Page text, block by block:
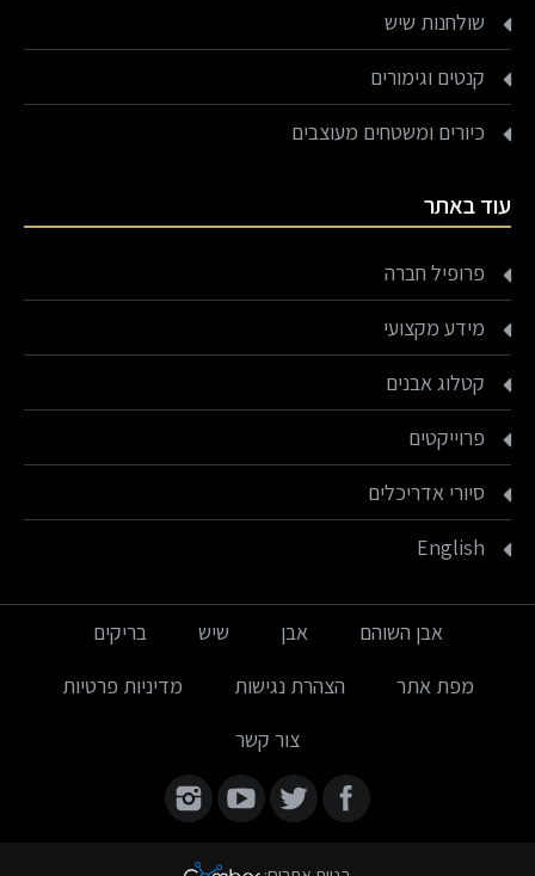
שולחנות שיש
קנטים וגימורים
כיורים ומשטחים מעוצבים
עוד באתר
פרופיל חברה
מידע מקצועי
קטלוג אבנים
פרוייקטים
סיורי אדריכלים
English
אבן השוהם אבן שיש
בריקים
מפת אתר
הצהרת נגישות
מדיניות פרטיות
צור קשר